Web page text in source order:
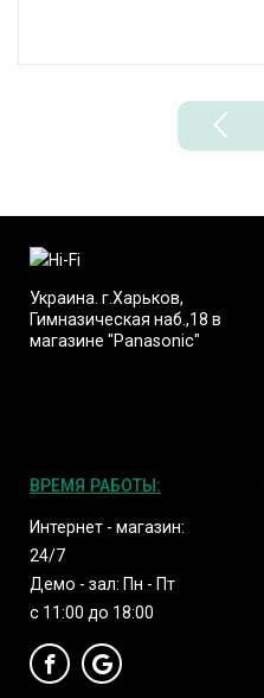
Украина. г.Харьков,
Гимназическая наб.,18 в
магазине "Panasonic"
ВРЕМЯ РАБОТЫ:
Интернет - магазин:
24/7
Демо - зал: Пн - Пт
с 11:00 до 18:00